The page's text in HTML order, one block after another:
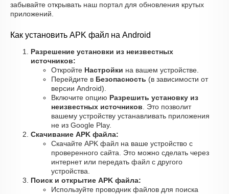
забывайте открывать наш портал для обновления крутых
приложений.
Как установить APK файл на Android
Разрешение установки из неизвестных
источников:
Откройте Настройки на вашем устройстве.
Перейдите в Безопасность (в зависимости от
версии Android).
Включите опцию Разрешить установку из
неизвестных источников . Это позволит
вашему устройству устанавливать приложения
не из Google Play.
Скачивание APK файла:
Скачайте APK файл на ваше устройство с
проверенного сайта. Это можно сделать через
интернет или передать файл с другого
устройства.
Поиск и открытие APK файла:
Используйте проводник файлов для поиска